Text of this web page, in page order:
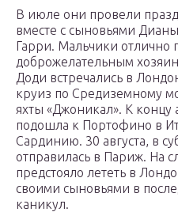
В июле они провели
вместе с сыновьями
Гарри. Мальчики отлично
доброжелательным
Доди встречались в
круиз по Средиземному
яхты «Джоникал». К концу
подошла к Портофино в
Сардинию. 30 августа, в
отправилась в Париж. На
предстояло лететь в
своими сыновьями в
каникул.